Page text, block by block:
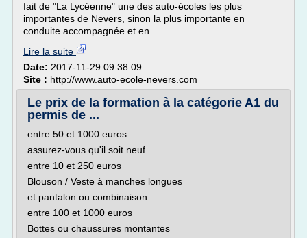
fait de "La Lycéenne" une des auto-écoles les plus
importantes de Nevers, sinon la plus importante en
conduite accompagnée et en...
Lire la suite
Date: 2017-11-29 09:38:09
Site : http://www.auto-ecole-nevers.com
Le prix de la formation à la catégorie A1 du
permis de ...
entre 50 et 1000 euros
assurez-vous qu'il soit neuf
entre 10 et 250 euros
Blouson / Veste à manches longues
et pantalon ou combinaison
entre 100 et 1000 euros
Bottes ou chaussures montantes